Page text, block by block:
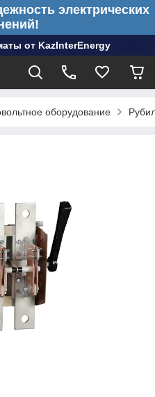
электрических
от KazInterEnergy
оборудование